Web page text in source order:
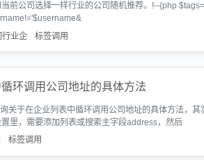
前公司选择一样行业的公司随机推荐。!--{php
行业企 标签调用
环调用公司地址的具体方法
关于在企业列表中循环调用公司地址的具体方法，
里，需要添加列表或搜索主字段address，然后
标签调用